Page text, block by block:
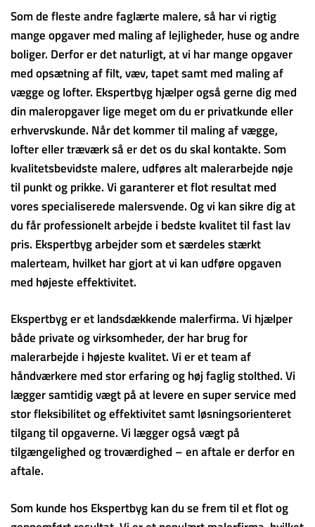
Som de fleste andre faglærte malere, så har vi rigtig
mange opgaver med maling af lejligheder, huse og andre
boliger. Derfor er det naturligt, at vi har mange opgaver
med opsætning af filt, væv, tapet samt med maling af
vægge og lofter. Ekspertbyg hjælper også gerne dig med
din maleropgaver lige meget om du er privatkunde eller
erhvervskunde. Når det kommer til maling af vægge,
lofter eller træværk så er det os du skal kontakte. Som
kvalitetsbevidste malere, udføres alt malerarbejde nøje
til punkt og prikke. Vi garanterer et flot resultat med
vores specialiserede malersvende. Og vi kan sikre dig at
du får professionelt arbejde i bedste kvalitet til fast lav
pris. Ekspertbyg arbejder som et særdeles stærkt
malerteam, hvilket har gjort at vi kan udføre opgaven
med højeste effektivitet.
Ekspertbyg er et landsdækkende malerfirma. Vi hjælper
både private og virksomheder, der har brug for
malerarbejde i højeste kvalitet. Vi er et team af
håndværkere med stor erfaring og høj faglig stolthed. Vi
lægger samtidig vægt på at levere en super service med
stor fleksibilitet og effektivitet samt løsningsorienteret
tilgang til opgaverne. Vi lægger også vægt på
tilgængelighed og troværdighed – en aftale er derfor en
aftale.
Som kunde hos Ekspertbyg kan du se frem til et flot og